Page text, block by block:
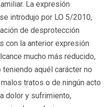
La expresión
introdujo por LO 5/2010,
de desprotección
con la anterior expresión
mucho más reducido,
aquél carácter no
tratos o de ningún acto
dolor y sufrimiento,